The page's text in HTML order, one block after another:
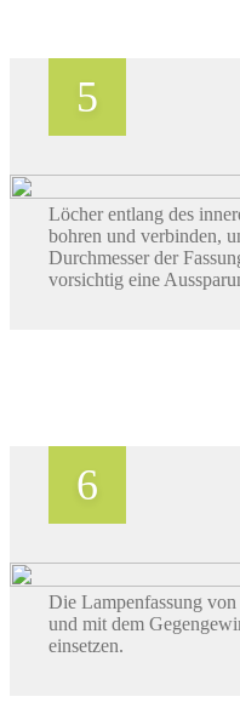
Löcher entlang des
bohren und verbinden,
Durchmesser der
vorsichtig eine
Die Lampenfassung
und mit dem
einsetzen.